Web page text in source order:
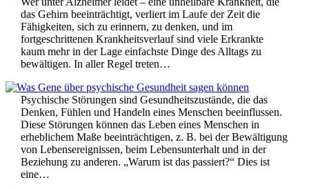
das Gehirn beeinträchtigt, verliert im Laufe der Zeit die
Fähigkeiten, sich zu erinnern, zu denken, und im
fortgeschrittenen Krankheitsverlauf sind viele Erkrankte
kaum mehr in der Lage einfachste Dinge des Alltags zu
bewältigen. In aller Regel treten…
Psychische Störungen sind Gesundheitszustände, die das
Denken, Fühlen und Handeln eines Menschen beeinflussen.
Diese Störungen können das Leben eines Menschen in
erheblichem Maße beeinträchtigen, z. B. bei der Bewältigung
von Lebensereignissen, beim Lebensunterhalt und in der
Beziehung zu anderen. „Warum ist das passiert?“ Dies ist
eine…